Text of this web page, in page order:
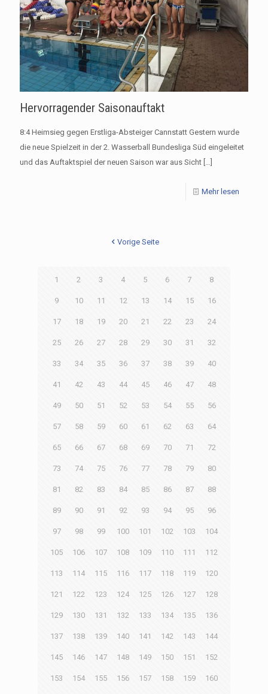
Hervorragender Saisonauftakt
8:4 Heimsieg gegen Erstliga-Absteiger Cannstatt Gestern wurde
die neue Spielzeit in der 2. Wasserball Bundesliga Süd eingeleitet
und das Auftaktspiel der neuen Saison war aus Sicht […]
Mehr lesen
Vorige Seite
1 2 3 4 5 6 7 8
9 10 11 12 13 14 15 16
17 18 19 20 21 22 23 24
25 26 27 28 29 30 31 32
33 34 35 36 37 38 39 40
41 42 43 44 45 46 47 48
49 50 51 52 53 54 55 56
57 58 59 60 61 62 63 64
65 66 67 68 69 70 71 72
73 74 75 76 77 78 79 80
81 82 83 84 85 86 87 88
89 90 91 92 93 94 95 96
97 98 99 100 101 102 103 104
105 106 107 108 109 110 111 112
113 114 115 116 117 118 119 120
121 122 123 124 125 126 127 128
129 130 131 132 133 134 135 136
137 138 139 140 141 142 143 144
145 146 147 148 149 150 151 152
153 154 155 156 157 158 159 160